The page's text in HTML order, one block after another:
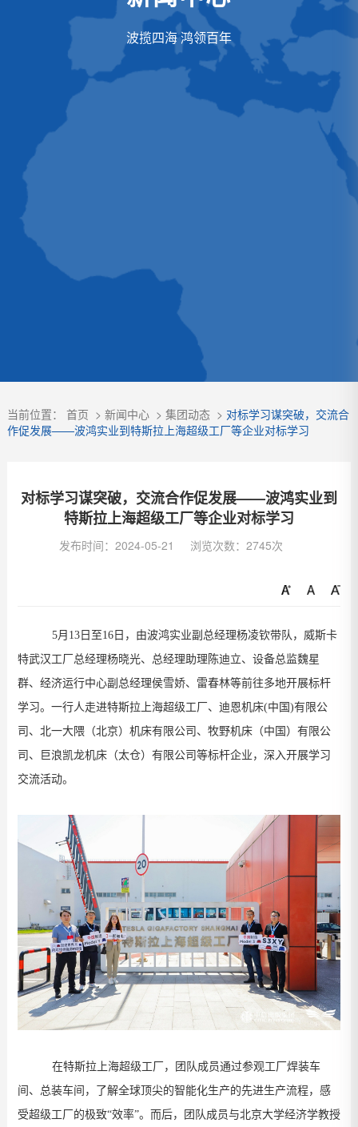
波揽四海 鸿领百年
当前位置： 首页 > 新闻中心> 集团动态> 对标学习谋突破，交流合
作促发展——波鸿实业到特斯拉上海超级工厂等企业对标学习
对标学习谋突破，交流合作促发展——波鸿实业到
特斯拉上海超级工厂等企业对标学习
发布时间：2024-05-21 浏览次数：2745次
5月 13日至16日，由波鸿实业副总经理杨凌钦带队，威斯卡
特武汉工厂总经理杨晓光、总经理助理陈迪立、设备总监魏星
群、经济运行中心副总经理侯雪娇、雷春林等前往多地开展标杆
学习。一行人走进特斯拉上海超级工厂、迪恩机床(中国)有限公
司、北一大隈（北京）机床有限公司、牧野机床（中国）有限公
司、巨浪凯龙机床（太仓）有限公司等标杆企业，深入开展学习
交流活动。
在特斯拉上海超级工厂
，团队成员通过参观工厂焊装车
间、总装车间，了解全球顶尖的智能化生产的先进生产流程，感
受超级工厂的极致“效率”。而后，团队成员与北京大学经济学教授